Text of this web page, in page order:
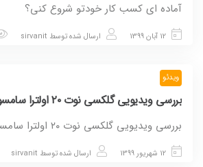
آماده ای کسب کار خودتو شروع کنی؟
12 آبان 1399 ارسال شده توسط sirvanit
ویدئو
بررسی ویدیویی گلکسی نوت ۲۰ اولترا سامسونگ
بررسی ویدیویی گلکسی نوت ۲۰ اولترا سامسونگ
12 شهریور 1399 ارسال شده توسط sirvanit